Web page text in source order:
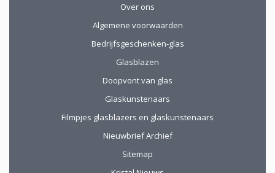
Over ons
Algemene voorwaarden
Bedrijfsgeschenken-glas
Glasblazen
Doopvont van glas
Glaskunstenaars
Filmpjes glasblazers en glaskunstenaars
Nieuwbrief Archief
Sitemap